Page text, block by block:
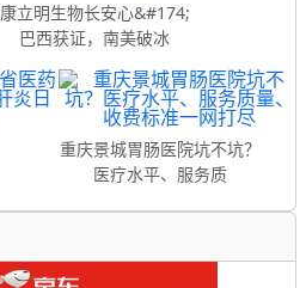
康立明生物长安心&#174;
巴西获证，南美破冰
重庆景城胃肠医院坑不坑？
医疗水平、服务质